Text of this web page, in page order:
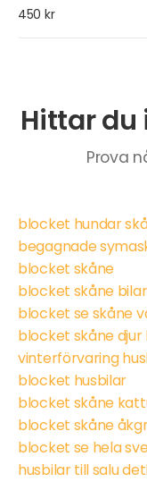
450 kr
Hittar du
Prova
blocket hundar
begagnade
blocket skåne
blocket skåne bilar
blocket se skåne
blocket skåne djur
vinterförvaring
blocket husbilar
blocket skåne
blocket skåne
blocket se hela
husbilar till salu